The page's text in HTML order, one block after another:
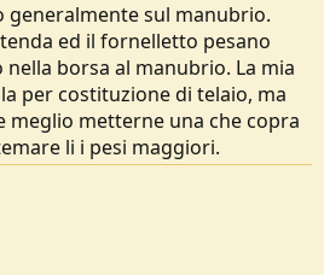
generalmente sul manubrio.
ed il fornelletto pesano
borsa al manubrio. La mia
per costituzione di telaio, ma
meglio metterne una che copra
li i pesi maggiori.